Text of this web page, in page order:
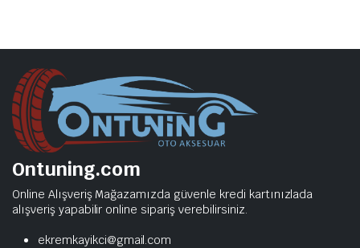
Ontuning.com
Online Alışveriş Mağazamızda güvenle kredi kartınızlada
alışveriş yapabilir online sipariş verebilirsiniz.
ekremkayikci@gmail.com